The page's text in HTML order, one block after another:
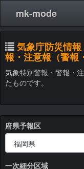
mk-mode
気象庁防災情
報・注意報（警報
気象特別警報・警報・
たものです。
府県予報区
一次細分区域